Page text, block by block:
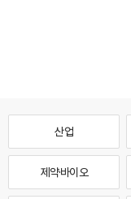
산업
제약·바이오